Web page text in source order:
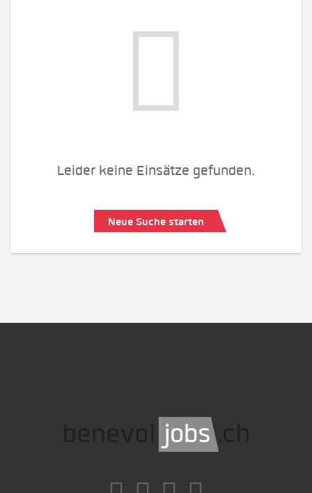
Leider keine Einsätze gefunden.
Neue Suche starten